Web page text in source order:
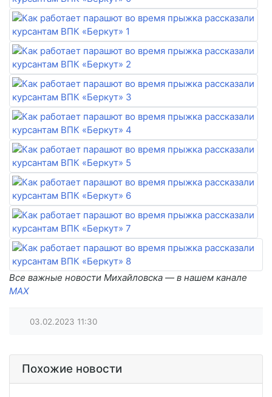
Все важные новости Михайловска — в нашем канале
MAX
03.02.2023 11:30
Похожие новости